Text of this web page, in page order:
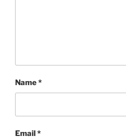
Name*
Email*